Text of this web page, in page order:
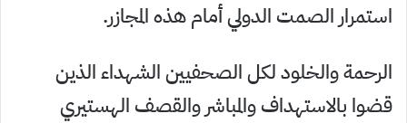
استمرار الصمت الدولي أمام هذه المجازر.
الرحمة والخلود لكل الصحفيين الشهداء الذين
قضوا بالاستهداف والمباشر والقصف الهستيري